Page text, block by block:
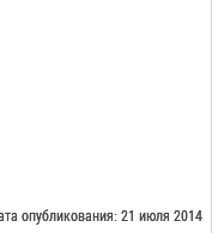
опубликования: 21 июля 2014